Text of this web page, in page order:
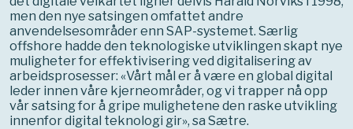
men den nye satsingen omfattet andre
anvendelsesområder enn SAP-systemet. Særlig
offshore hadde den teknologiske utviklingen skapt nye
muligheter for effektivisering ved digitalisering av
arbeidsprosesser: «Vårt mål er å være en global digital
leder innen våre kjerneområder, og vi trapper nå opp
vår satsing for å gripe mulighetene den raske utvikling
innenfor digital teknologi gir», sa Sætre.